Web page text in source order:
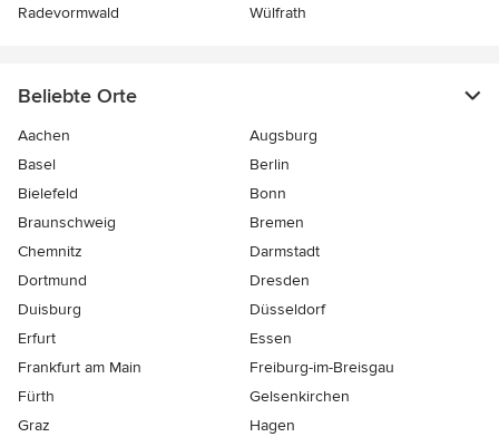
Radevormwald Wülfrath
Beliebte Orte
Aachen
Augsburg
Basel
Berlin
Bielefeld
Bonn
Braunschweig
Bremen
Chemnitz
Darmstadt
Dortmund
Dresden
Duisburg
Düsseldorf
Erfurt
Essen
Frankfurt am Main
Freiburg-im-Breisgau
Fürth
Gelsenkirchen
Graz
Hagen